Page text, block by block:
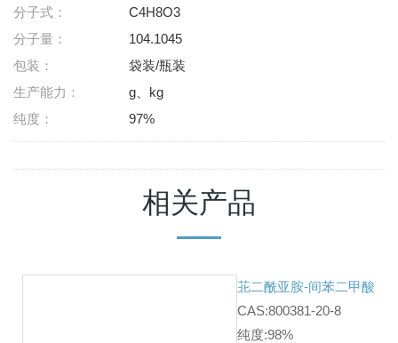
分子式：
C4H8O3
分子量：
104.1045
包装：
袋装/瓶装
生产能力：
g、kg
纯度：
97%
相关产品
苝二酰亚胺-间苯二甲酸
CAS:800381-20-8
纯度:98%